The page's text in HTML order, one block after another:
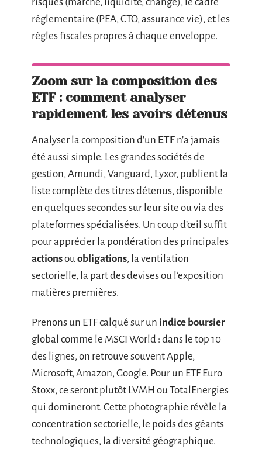
réglementaire (PEA, CTO, assurance vie), et les
règles fiscales propres à chaque enveloppe.
Zoom sur la composition des
ETF : comment analyser
rapidement les avoirs détenus
Analyser la composition d’un ETF n’a jamais
été aussi simple. Les grandes sociétés de
gestion, Amundi, Vanguard, Lyxor, publient la
liste complète des titres détenus, disponible
en quelques secondes sur leur site ou via des
plateformes spécialisées. Un coup d’œil suffit
pour apprécier la pondération des principales
actionsou obligations, la ventilation
sectorielle, la part des devises ou l’exposition
matières premières.
Prenons un ETF calqué sur un indice boursier
global comme le MSCI World : dans le top 10
des lignes, on retrouve souvent Apple,
Microsoft, Amazon, Google. Pour un ETF Euro
Stoxx, ce seront plutôt LVMH ou TotalEnergies
qui domineront. Cette photographie révèle la
concentration sectorielle, le poids des géants
technologiques, la diversité géographique.